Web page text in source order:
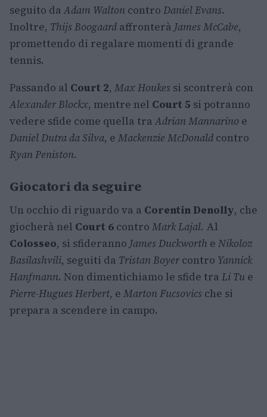
seguito da Adam Walton contro Daniel Evans.
Inoltre, Thijs Boogaard affronterà James McCabe,
promettendo di regalare momenti di grande
tennis.
Passando al Court 2, Max Houkes si scontrerà con
Alexander Blockx, mentre nel Court 5 si potranno
vedere sfide come quella tra Adrian Mannarino e
Daniel Dutra da Silva, e Mackenzie McDonald contro
Ryan Peniston.
Giocatori da seguire
Un occhio di riguardo va a Corentin Denolly, che
giocherà nel Court 6 contro Mark Lajal. Al
Colosseo, si sfideranno James Duckworth e Nikoloz
Basilashvili, seguiti da Tristan Boyer contro Yannick
Hanfmann. Non dimentichiamo le sfide tra Li Tu e
Pierre-Hugues Herbert, e Marton Fucsovics che si
prepara a scendere in campo.